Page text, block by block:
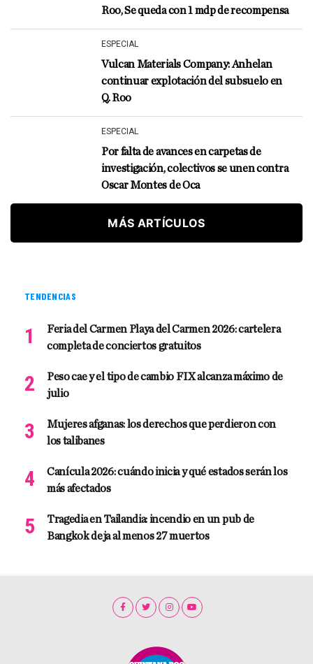
Roo, Se queda con 1 mdp de recompensa
ESPECIAL
Vulcan Materials Company: Anhelan
continuar explotación del subsuelo en
Q. Roo
ESPECIAL
Por falta de avances en carpetas de
investigación, colectivos se unen contra
Oscar Montes de Oca
MÁS ARTÍCULOS
TENDENCIAS
Feria del Carmen Playa del Carmen 2026: cartelera
completa de conciertos gratuitos
Peso cae y el tipo de cambio FIX alcanza máximo de
julio
Mujeres afganas: los derechos que perdieron con
los talibanes
Canícula 2026: cuándo inicia y qué estados serán los
más afectados
Tragedia en Tailandia: incendio en un pub de
Bangkok deja al menos 27 muertos